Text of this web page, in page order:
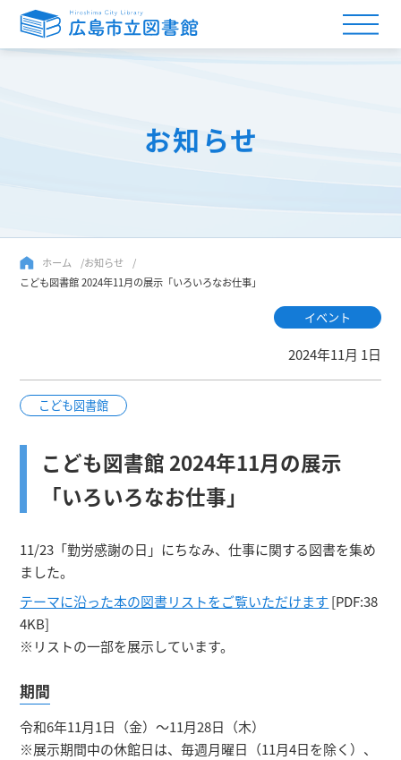
お知らせ
ホーム
お知らせ
こども図書館 2024年11月の展示「いろいろなお仕事」
イベント
2024年11月 1日
こども図書館
こども図書館 2024年11月の展示
「いろいろなお仕事」
11/23「勤労感謝の日」にちなみ、仕事に関する図書を集め
ました。
テーマに沿った本の図書リストをご覧いただけます [PDF:38
4KB]
※リストの一部を展示しています。
期間
令和6年11月1日（金）～11月28日（木）
※展示期間中の休館日は、毎週月曜日（11月4日を除く）、